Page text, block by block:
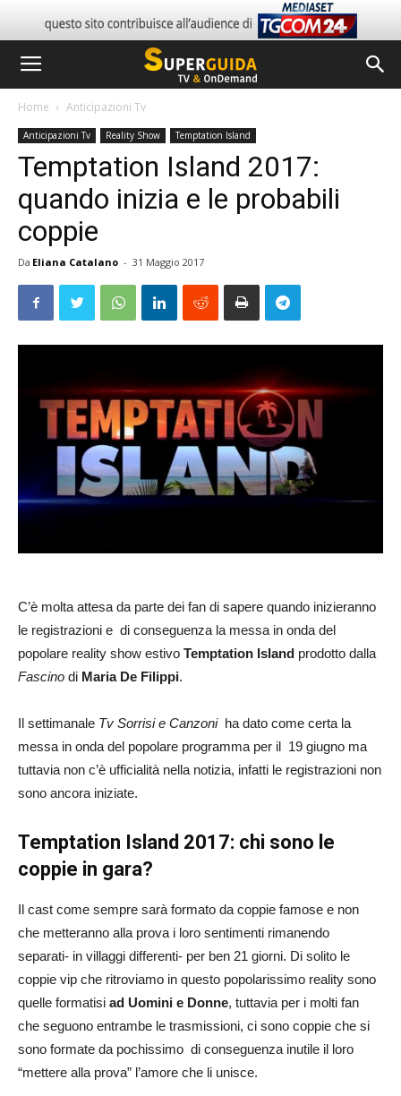
Home Anticipazioni Tv
Anticipazioni Tv Reality Show Temptation Island
Temptation Island 2017:
quando inizia e le probabili
coppie
Da Eliana Catalano - 31 Maggio 2017
C’è molta attesa da parte dei fan di sapere quando inizieranno
le registrazioni e di conseguenza la messa in onda del
popolare reality show estivo Temptation Island prodotto dalla
Fascino di Maria De Filippi.
Il settimanale Tv Sorrisi e Canzoniha dato come certa la
messa in onda del popolare programma per il 19 giugno ma
tuttavia non c’è ufficialità nella notizia, infatti le registrazioni non
sono ancora iniziate.
Temptation Island 2017: chi sono le
coppie in gara?
Il cast come sempre sarà formato da coppie famose e non
che metteranno alla prova i loro sentimenti rimanendo
separati- in villaggi differenti- per ben 21 giorni. Di solito le
coppie vip che ritroviamo in questo popolarissimo reality sono
quelle formatisi ad Uomini e Donne, tuttavia per i molti fan
che seguono entrambe le trasmissioni, ci sono coppie che si
sono formate da pochissimo di conseguenza inutile il loro
“mettere alla prova” l’amore che li unisce.